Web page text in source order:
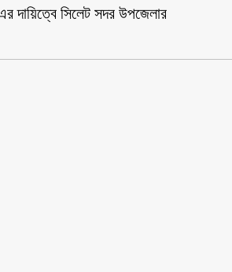
দায়িত্বে সিলেট সদর উপজেলার